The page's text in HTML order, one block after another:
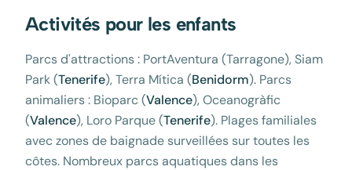
Activités pour les enfants
Parcs d'attractions : PortAventura (Tarragone), Siam
Park (Tenerife), Terra Mítica (Benidorm). Parcs
animaliers : Bioparc (Valence), Oceanogràfic
(Valence), Loro Parque (Tenerife). Plages familiales
avec zones de baignade surveillées sur toutes les
côtes. Nombreux parcs aquatiques dans les